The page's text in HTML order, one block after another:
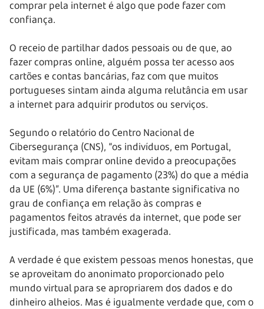
comprar pela internet é algo que pode fazer com
confiança.
O receio de partilhar dados pessoais ou de que, ao
fazer compras online, alguém possa ter acesso aos
cartões e contas bancárias, faz com que muitos
portugueses sintam ainda alguma relutância em usar
a internet para adquirir produtos ou serviços.
Segundo o relatório do Centro Nacional de
Cibersegurança (CNS), “os indivíduos, em Portugal,
evitam mais comprar online devido a preocupações
com a segurança de pagamento (23%) do que a média
da UE (6%)”. Uma diferença bastante significativa no
grau de confiança em relação às compras e
pagamentos feitos através da internet, que pode ser
justificada, mas também exagerada.
A verdade é que existem pessoas menos honestas, que
se aproveitam do anonimato proporcionado pelo
mundo virtual para se apropriarem dos dados e do
dinheiro alheios. Mas é igualmente verdade que, com o